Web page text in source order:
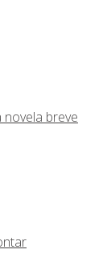
breve